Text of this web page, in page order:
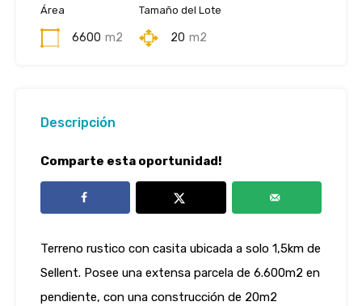
Área
6600 m2
Tamaño del Lote
20 m2
Descripción
Comparte esta oportunidad!
Terreno rustico con casita ubicada a solo 1,5km de
Sellent. Posee una extensa parcela de 6.600m2 en
pendiente, con una construcción de 20m2